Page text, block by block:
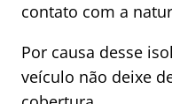
contato com a
Por causa desse
veículo não deixe